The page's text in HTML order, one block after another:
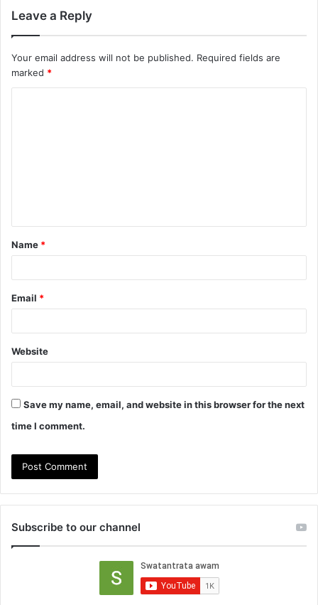
Leave a Reply
Your email address will not be published. Required fields are
marked *
t
*
Name *
Email *
Website
Save my name, email, and website in this browser for the next
time I comment.
Subscribe to our channel